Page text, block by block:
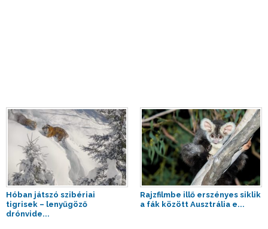
Hóban játszó szibériai
tigrisek – lenyűgöző
drónvide...
Rajzfilmbe illő erszényes siklik
a fák között Ausztrália e...